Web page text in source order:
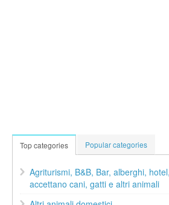
Top categories Popular categories
Agriturismi, B&B, Bar, alberghi,
accettano cani, gatti e altri animali